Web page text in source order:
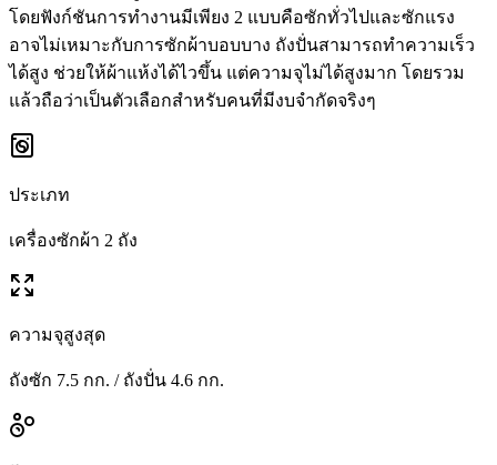
โดยฟังก์ชันการทำงานมีเพียง 2 แบบคือซักทั่วไปและซักแรง
อาจไม่เหมาะกับการซักผ้าบอบบาง ถังปั่นสามารถทำความเร็ว
ได้สูง ช่วยให้ผ้าแห้งได้ไวขึ้น แต่ความจุไม่ได้สูงมาก โดยรวม
แล้วถือว่าเป็นตัวเลือกสำหรับคนที่มีงบจำกัดจริงๆ
ประเภท
เครื่องซักผ้า 2 ถัง
ความจุสูงสุด
ถังซัก 7.5 กก. / ถังปั่น 4.6 กก.